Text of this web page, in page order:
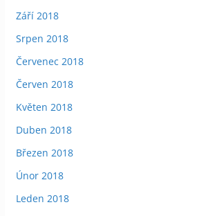
Září 2018
Srpen 2018
Červenec 2018
Červen 2018
Květen 2018
Duben 2018
Březen 2018
Únor 2018
Leden 2018